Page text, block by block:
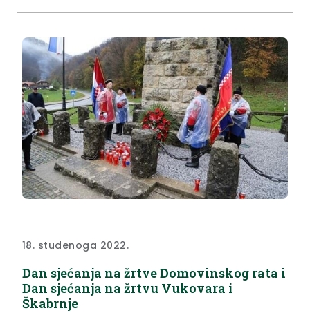
18. studenoga 2022.
Dan sjećanja na žrtve Domovinskog rata i
Dan sjećanja na žrtvu Vukovara i
Škabrnje